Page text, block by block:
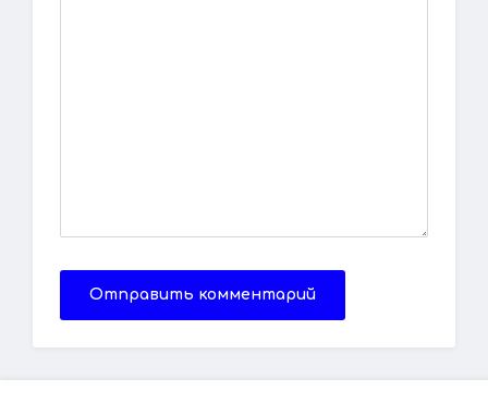
Отправить комментарий